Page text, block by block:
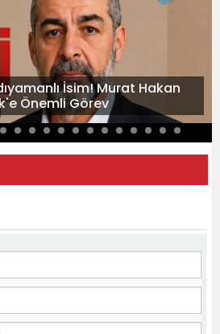
İsim! Murat Hakan
Önemli Görev